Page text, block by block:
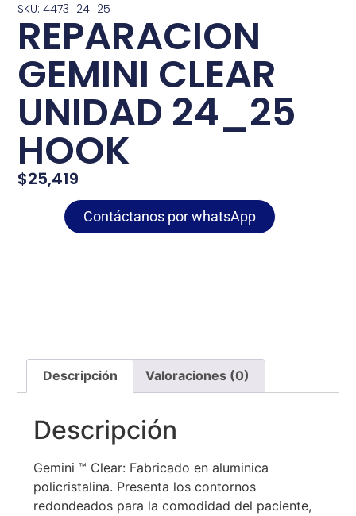
SKU: 4473_24_25
REPARACION
GEMINI CLEAR
UNIDAD 24_25
HOOK
$25,419
Contáctanos por whatsApp
Descripción Valoraciones (0)
Descripción
Gemini ™ Clear: Fabricado en aluminica
policristalina. Presenta los contornos
redondeados para la comodidad del paciente,